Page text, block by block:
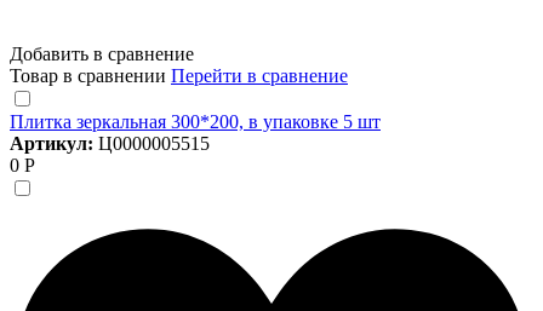
Добавить в сравнение
Товар в сравнении Перейти в сравнение
Плитка зеркальная 300*200, в упаковке 5 шт
Артикул: Ц0000005515
0 Р